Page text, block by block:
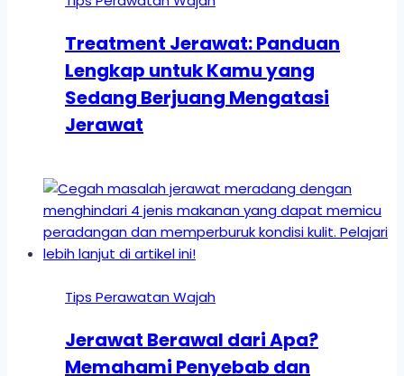
Treatment Jerawat: Panduan
Lengkap untuk Kamu yang
Sedang Berjuang Mengatasi
Jerawat
Tips Perawatan Wajah
Jerawat Berawal dari Apa?
Memahami Penyebab dan